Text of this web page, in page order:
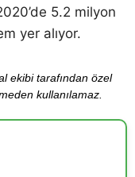
5.2 milyon
yer alıyor.
ekibi tarafından özel
kullanılamaz.